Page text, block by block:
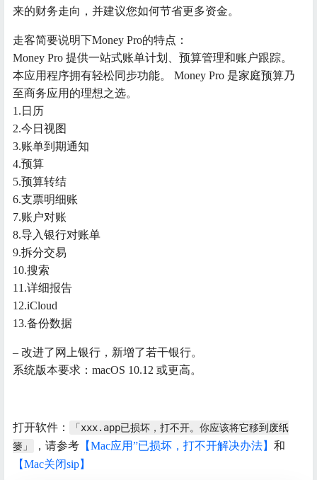
来的财务走向，并建议您如何节省更多资金。
走客简要说明下Money Pro的特点：
Money Pro 提供一站式账单计划、预算管理和账户跟踪。
本应用程序拥有轻松同步功能。 Money Pro 是家庭预算乃
至商务应用的理想之选。
1.日历
2.今日视图
3.账单到期通知
4.预算
5.预算转结
6.支票明细账
7.账户对账
8.导入银行对账单
9.拆分交易
10.搜索
11.详细报告
12.iCloud
13.备份数据
– 改进了网上银行，新增了若干银行。
系统版本要求：macOS 10.12 或更高。
打开软件：
「xxx.app已损坏，打不开。你应该将它移到废纸
篓」
，请参考 【Mac应用”已损坏，打不开解决办法】 和
【Mac关闭sip】